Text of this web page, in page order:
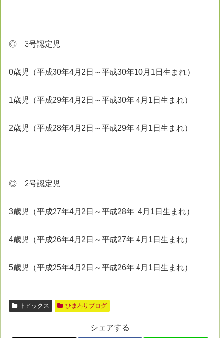
◎ 3号認定児
0歳児（平成30年4月2日～平成30年10月1日生まれ）
1歳児（平成29年4月2日～平成30年 4月1日生まれ）
2歳児（平成28年4月2日～平成29年 4月1日生まれ）
◎ 2号認定児
3歳児（平成27年4月2日～平成28年 4月1日生まれ）
4歳児（平成26年4月2日～平成27年 4月1日生まれ）
5歳児（平成25年4月2日～平成26年 4月1日生まれ）
トピックス ひまわりブログ
シェアする